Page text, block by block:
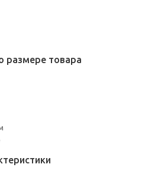
размере товара